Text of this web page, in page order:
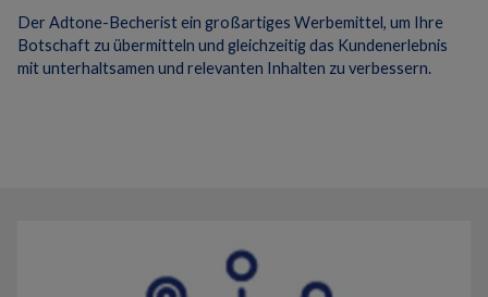
Der Adtone-Becherist ein großartiges Werbemittel, um Ihre
Botschaft zu übermitteln und gleichzeitig das Kundenerlebnis
mit unterhaltsamen und relevanten Inhalten zu verbessern.